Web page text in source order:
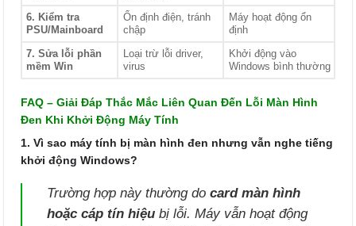
6. Kiểm tra
PSU/Mainboard
Ổn định điện, tránh
chập
Máy hoạt động ổn
định
7. Sửa lỗi phần
mềm Win
Loại trừ lỗi driver,
virus
Khởi động vào
Windows bình thường
FAQ – Giải Đáp Thắc Mắc Liên Quan Đến Lỗi Màn Hình
Đen Khi Khởi Động Máy Tính
1. Vì sao máy tính bị màn hình đen nhưng vẫn nghe tiếng
khởi động Windows?
Trường hợp này thường docard màn hình
hoặc cáp tín hiệu bị lỗi. Máy vẫn hoạt động